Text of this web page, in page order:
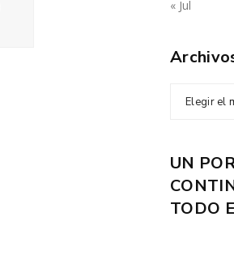
« Jul
Elegir el
UN
TODO